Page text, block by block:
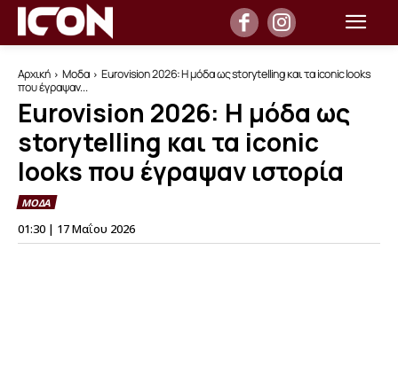
Αρχική Μοδα
Eurovision 2026: Η μόδα ως storytelling και τα iconic looks
που έγραψαν...
Eurovision 2026: Η μόδα ως
storytelling και τα iconic
looks που έγραψαν ιστορία
ΜΟΔΑ
01:30 | 17 Μαΐου 2026